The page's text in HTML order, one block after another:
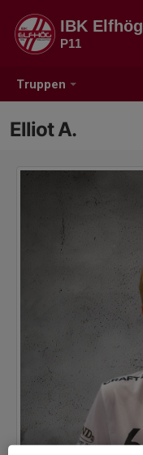
Truppen
IBK Elfhög
P11
Elliot A.